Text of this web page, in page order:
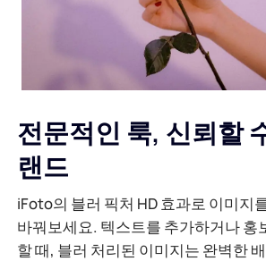
전문적인 룩, 신뢰할
랜드
iFoto의 블러 픽처 HD 효과로 이미지
바꿔보세요. 텍스트를 추가하거나 홍
할 때, 블러 처리된 이미지는 완벽한